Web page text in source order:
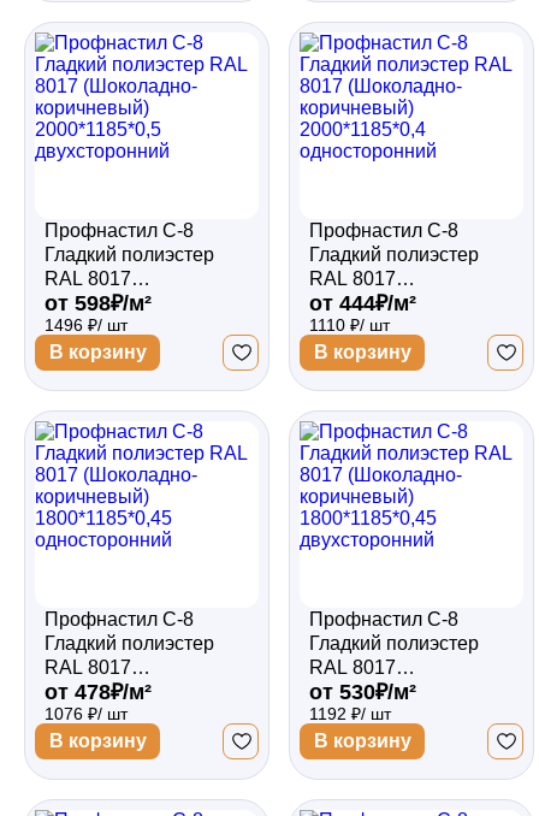
Профнастил С-8
Гладкий полиэстер
RAL 8017
(Шоколадно-
коричневый)
2000*1185*0,5
двухсторонний
от 598₽/м²
1496 ₽/ шт
В корзину
Профнастил С-8
Гладкий полиэстер
RAL 8017
(Шоколадно-
коричневый)
2000*1185*0,4
односторонний
от 444₽/м²
1110 ₽/ шт
В корзину
Профнастил С-8
Гладкий полиэстер
RAL 8017
(Шоколадно-
коричневый)
1800*1185*0,45
односторонний
от 478₽/м²
1076 ₽/ шт
В корзину
Профнастил С-8
Гладкий полиэстер
RAL 8017
(Шоколадно-
коричневый)
1800*1185*0,45
двухсторонний
от 530₽/м²
1192 ₽/ шт
В корзину